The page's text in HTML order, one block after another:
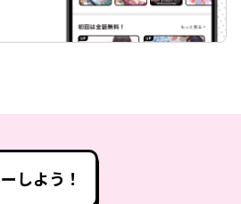
しよう！